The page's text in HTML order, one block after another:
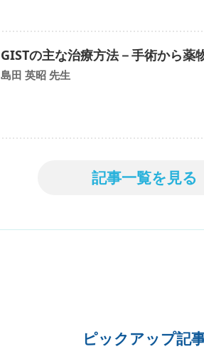
GISTの主な治療方法－手術から薬
島田 英昭 先生
記事一覧を見る
ピックアップ記